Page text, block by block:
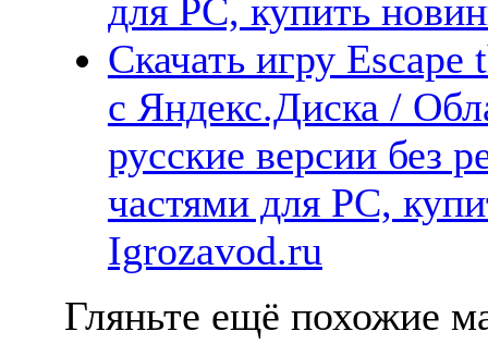
для PC, купить
Скачать игру
с Яндекс.Диска /
русские версии без
частями для PC,
Igrozavod.ru
Гляньте ещё похожие